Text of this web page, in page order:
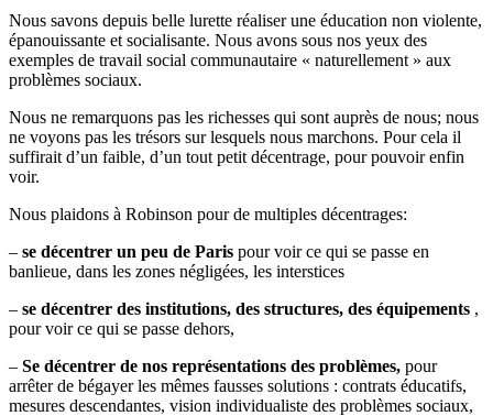
Nous savons depuis belle lurette réaliser une éducation non violente,
épanouissante et socialisante. Nous avons sous nos yeux des
exemples de travail social communautaire « naturellement » aux
problèmes sociaux.
Nous ne remarquons pas les richesses qui sont auprès de nous; nous
ne voyons pas les trésors sur lesquels nous marchons. Pour cela il
suffirait d’un faible, d’un tout petit décentrage, pour pouvoir enfin
voir.
Nous plaidons à Robinson pour de multiples décentrages:
– se décentrer un peu de Paris pour voir ce qui se passe en
banlieue, dans les zones négligées, les interstices
– se décentrer des institutions, des structures, des équipements ,
pour voir ce qui se passe dehors,
– Se décentrer de nos représentations des problèmes, pour
arrêter de bégayer les mêmes fausses solutions : contrats éducatifs,
mesures descendantes, vision individualiste des problèmes sociaux,